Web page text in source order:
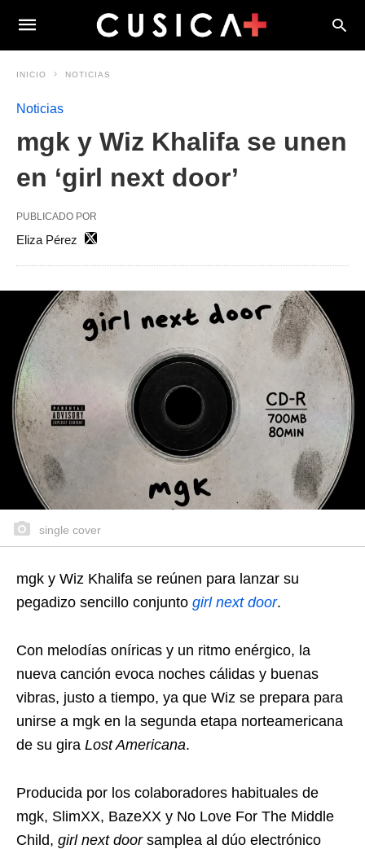
INICIO NOTICIAS
Noticias
mgk y Wiz Khalifa se unen
en ‘girl next door’
PUBLICADO POR
Eliza Pérez
single cover
mgk y Wiz Khalifa se reúnen para lanzar su
pegadizo sencillo conjunto girl next door.
Con melodías oníricas y un ritmo enérgico, la
nueva canción evoca noches cálidas y buenas
vibras, justo a tiempo, ya que Wiz se prepara para
unirse a mgk en la segunda etapa norteamericana
de su gira Lost Americana.
Producida por los colaboradores habituales de
mgk, SlimXX, BazeXX y No Love For The Middle
Child, girl next door samplea al dúo electrónico